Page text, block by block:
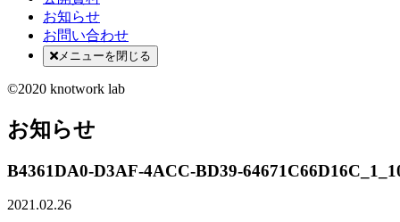
お知らせ
お問い合わせ
メニューを閉じる
©2020 knotwork lab
お知らせ
B4361DA0-D3AF-4ACC-BD39-
2021.02.26